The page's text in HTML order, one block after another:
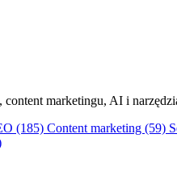
content marketingu, AI i
(185) Content marketing (59)